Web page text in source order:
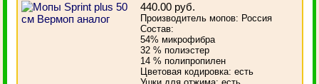
440.00 руб.
Производитель мопов: Россия
Состав:
54% микрофибра
32 % полиэстер
14 % полипропилен
Цветовая кодировка: есть